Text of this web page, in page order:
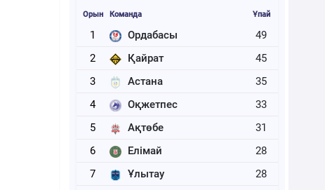
Орын Команда Ұпай
1 Ордабасы
49
2
Қайрат
45
3
Астана
35
4
Оқжетпес
33
5
Ақтөбе
31
6
Елімай
28
7
Ұлытау
28